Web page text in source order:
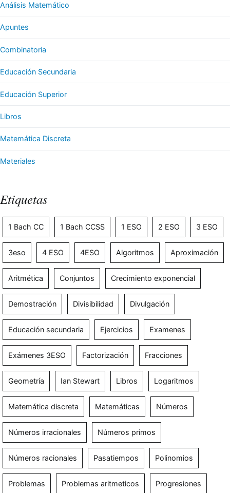
Análisis Matemático
Apuntes
Combinatoria
Educación Secundaria
Educación Superior
Libros
Matemática Discreta
Materiales
Etiquetas
1 Bach CC 1 Bach CCSS 1 ESO 2 ESO 3 ESO
3eso 4 ESO 4ESO Algoritmos Aproximación
Aritmética Conjuntos Crecimiento exponencial
Demostración Divisibilidad Divulgación
Educación secundaria Ejercicios Examenes
Exámenes 3ESO Factorización Fracciones
Geometría Ian Stewart Libros Logaritmos
Matemática discreta Matemáticas Números
Números irracionales Números primos
Números racionales Pasatiempos Polinomios
Problemas Problemas aritmeticos Progresiones